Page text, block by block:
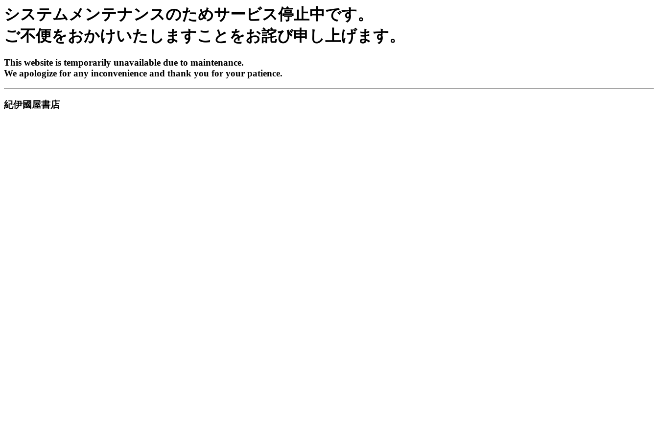
システムメンテナンスのためサービス停止中です。
ご不便をおかけいたしますことをお詫び申し上げます。
This website is temporarily unavailable due to maintenance.
We apologize for any inconvenience and thank you for your patience.
紀伊國屋書店